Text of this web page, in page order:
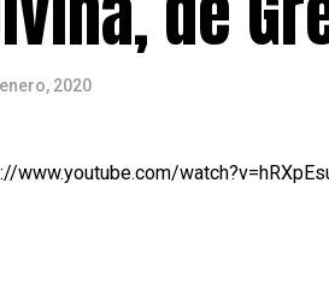
2020
www.youtube.com/